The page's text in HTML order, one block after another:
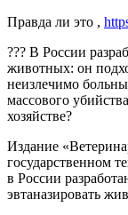
Правда ли это ,
??? В России
животных: он
неизлечимо
массового
хозяйстве?
Издание
государственном
в России
эвтаназировать